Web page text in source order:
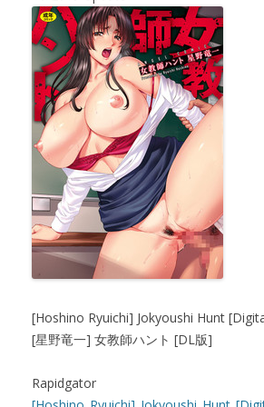
[Hoshino Ryuichi] Jokyoushi Hunt
[星野竜一] 女教師ハント [DL版]
Rapidgator